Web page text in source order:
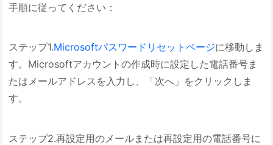
手順に従ってください：
ステップ1.Microsoftパスワードリセットページに移動しま
す。Microsoftアカウントの作成時に設定した電話番号ま
たはメールアドレスを入力し、「次へ」をクリックしま
す。
ステップ2.再設定用のメールまたは再設定用の電話番号に